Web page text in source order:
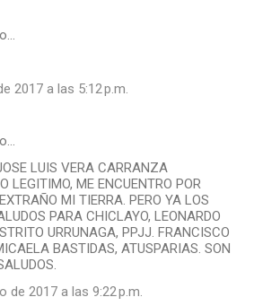
2017 a las 5:12 p.m.
LUIS VERA CARRANZA
LEGITIMO, ME ENCUENTRO POR
MI TIERRA. PERO YA LOS
PARA CHICLAYO, LEONARDO
URRUNAGA, PPJJ. FRANCISCO
BASTIDAS, ATUSPARIAS. SON
de 2017 a las 9:22 p.m.